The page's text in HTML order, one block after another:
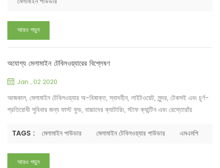
আরও পড়ুন
অযোগ্য মেলামাইন টেবিলওয়্যারের বিশ্লেষণ
Jan , 02 2020
আজকাল, মেলামাইন টেবিলওয়্যার অ-বিষাক্ত, স্বাদহীন, লাইটওয়েট, সুন্দর, টেকসই এবং চূর্ণ-
প্রতিরোধী সুবিধার জন্য ফাস্ট ফুড, বাচ্চাদের ক্যাটারিং, স্টাফ ক্যান্টিন এবং রেস্তোরাঁয়
রয়েছে যার মানে পাউডারের গুণমান অনেক পরিবর্তিত হয়। এটি ভোক্তাদের জন্য একটি বড়
TAGS : মেলামাইন পাউডার মেলামাইন টেবিলওয়্যার পাউডার এমএমপি
আরও পড়ুন